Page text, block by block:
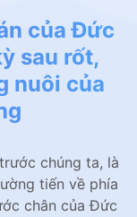
của Đức
sau rốt,
nuôi của
chúng ta, là
tiến về phía
chân của Đức